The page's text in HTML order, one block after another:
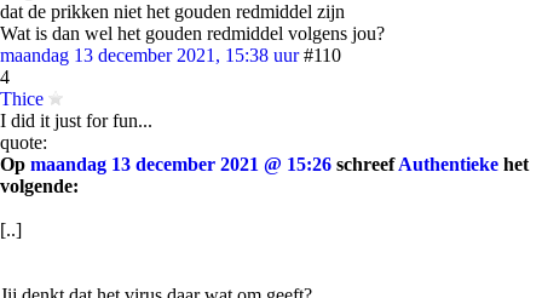
dat de prikken niet het gouden redmiddel zijn
Wat is dan wel het gouden redmiddel volgens jou?
maandag 13 december 2021, 15:38 uur #110
4
Thice
I did it just for fun...
quote:
Op maandag 13 december 2021 @ 15:26 schreefAuthentieke het
volgende:
[..]